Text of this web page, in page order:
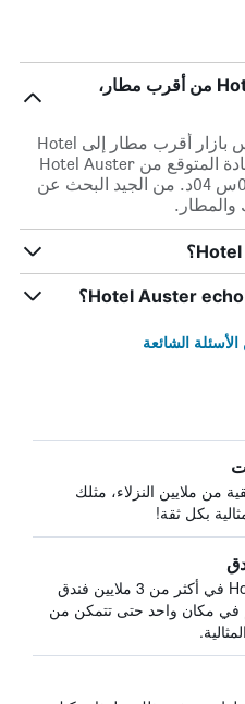
ما مدى قرب Hotel Auster echo من أقرب مطار،
على بعد 5.7 كم ، يعد مطار كوكس بازار أقرب مطار إلى Hotel
Auster echo. متوسط وقت القيادة المتوقع من Hotel Auster
echo إلى مطار كوكس بازار هو 0س 04د. من الجيد البحث عن
والمطار.
الشائعة
من ملايين النزلاء، مثلك
بكل ثقة!
يبحث HotelsCombined في أكثر من 3 ملايين فندق
في مكان واحد حتى تتمكن من